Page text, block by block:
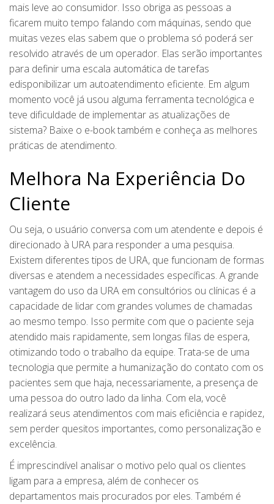
mais leve ao consumidor. Isso obriga as pessoas a
ficarem muito tempo falando com máquinas, sendo que
muitas vezes elas sabem que o problema só poderá ser
resolvido através de um operador. Elas serão importantes
para definir uma escala automática de tarefas
edisponibilizar um autoatendimento eficiente. Em algum
momento você já usou alguma ferramenta tecnológica e
teve dificuldade de implementar as atualizações de
sistema? Baixe o e-book também e conheça as melhores
práticas de atendimento.
Melhora Na Experiência Do
Cliente
Ou seja, o usuário conversa com um atendente e depois é
direcionado à URA para responder a uma pesquisa.
Existem diferentes tipos de URA, que funcionam de formas
diversas e atendem a necessidades específicas. A grande
vantagem do uso da URA em consultórios ou clínicas é a
capacidade de lidar com grandes volumes de chamadas
ao mesmo tempo. Isso permite com que o paciente seja
atendido mais rapidamente, sem longas filas de espera,
otimizando todo o trabalho da equipe. Trata-se de uma
tecnologia que permite a humanização do contato com os
pacientes sem que haja, necessariamente, a presença de
uma pessoa do outro lado da linha. Com ela, você
realizará seus atendimentos com mais eficiência e rapidez,
sem perder quesitos importantes, como personalização e
excelência.
É imprescindível analisar o motivo pelo qual os clientes
ligam para a empresa, além de conhecer os
departamentos mais procurados por eles. Também é